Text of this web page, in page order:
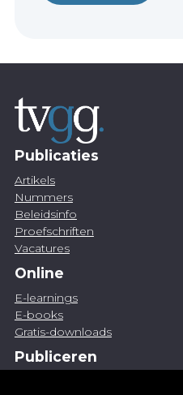
Publicaties
Artikels
Nummers
Beleidsinfo
Proefschriften
Vacatures
Online
E-learnings
E-books
Gratis-downloads
Publiceren